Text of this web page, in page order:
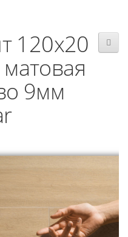
120x20
9мм